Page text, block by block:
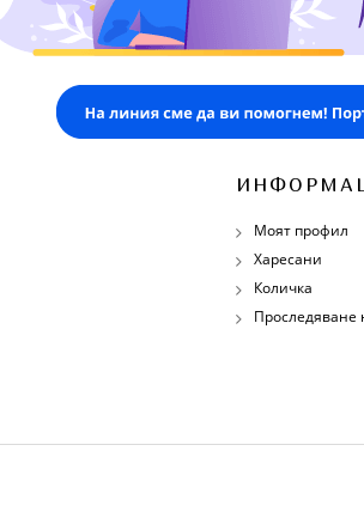
Моят профил
Харесани
Количка
Проследяване